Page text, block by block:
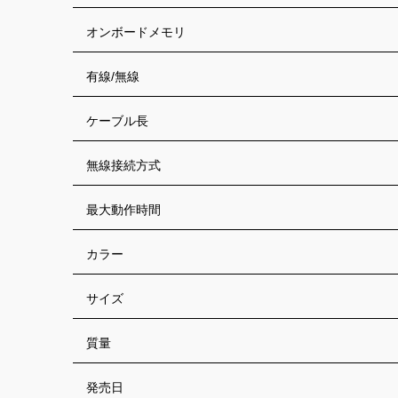
オンボードメモリ
有線/無線
ケーブル長
無線接続方式
最大動作時間
カラー
サイズ
質量
発売日